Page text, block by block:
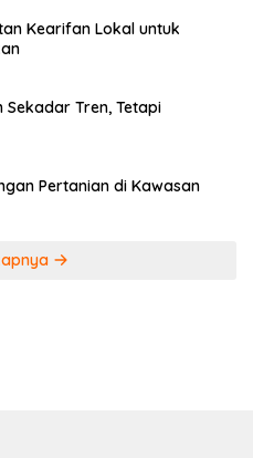
Kearifan Lokal untuk
Tren, Tetapi
Pertanian di Kawasan